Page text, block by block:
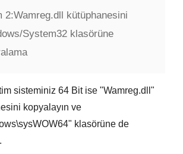
2:Wamreg.dll kütüphanesini
System32 klasörüne
sisteminiz 64 Bitise "Wamreg.dll "
kopyalayın ve
" klasörüne de